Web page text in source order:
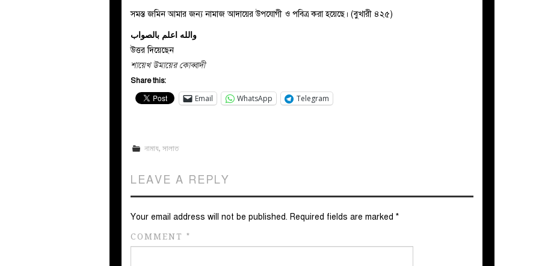
সমস্ত জমিন আমার জন্য নামাজ আদায়ের উপযোগী ও পবিত্র করা হয়েছে। (বুখারী ৪২৫)
والله اعلم بالصواب
উত্তর দিয়েছেন
শায়েখ উমায়ের কোব্বাদী
Share this:
Email WhatsApp Telegram
নামায,সালাত
LEAVE A REPLY
Your email address will not be published. Required fields are marked *
COMMENT *